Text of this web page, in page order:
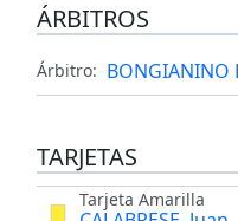
ÁRBITROS
Árbitro: BONGIANINO
TARJETAS
Tarjeta Amarilla